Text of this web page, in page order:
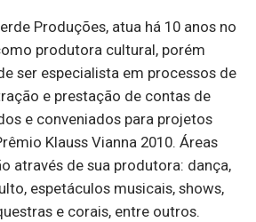
Produções, atua há 10 anos no
produtora cultural, porém
ser especialista em processos de
e prestação de contas de
e conveniados para projetos
Klauss Vianna 2010. Áreas
através de sua produtora: dança,
espetáculos musicais, shows,
e corais, entre outros.